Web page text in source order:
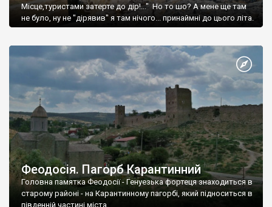
Місце,туристами затерте до дір!..." Но то шо? А мене ще там
не було, ну не "дірявив" я там нічого... принаймні до цього літа.
Феодосія. Пагорб Карантинний
Головна памятка Феодосії - Генуезька фортеця знаходиться в
старому районі - на Карантинному пагорбі, який підноситься в
південній частині міста.